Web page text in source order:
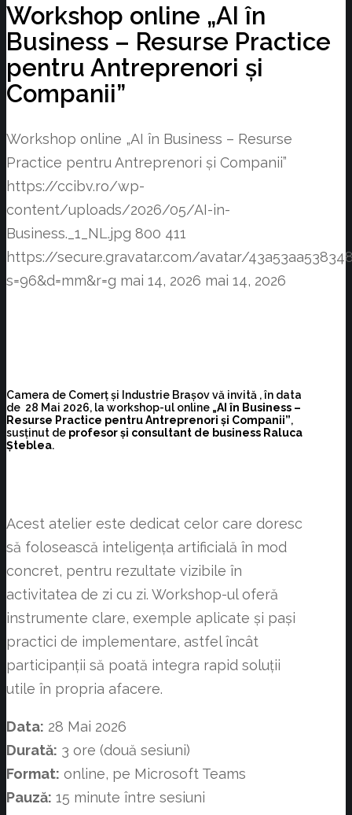
Workshop online „AI în
Business – Resurse Practice
pentru Antreprenori și
Companii”
Workshop online „AI în Business – Resurse
Practice pentru Antreprenori și Companii”
https://ccibv.ro/wp-
content/uploads/2026/05/AI-in-
Business._1_NL.jpg 800 411
https://secure.gravatar.com/avatar/
s=96&d=mm&r=g mai 14, 2026 mai 14, 2026
Camera de Comerț și Industrie Brașov vă invită , în data
de 28 Mai 2026, la workshop-ul online „AI în Business –
Resurse Practice pentru Antreprenori și Companii”,
susținut de profesor și consultant de business Raluca
Șteblea.
Acest atelier este dedicat celor care doresc
să folosească inteligența artificială în mod
concret, pentru rezultate vizibile în
activitatea de zi cu zi. Workshop-ul oferă
instrumente clare, exemple aplicate și pași
practici de implementare, astfel încât
participanții să poată integra rapid soluții
utile în propria afacere.
Data: 28 Mai 2026
Durată: 3 ore (două sesiuni)
Format: online, pe Microsoft Teams
Pauză: 15 minute între sesiuni